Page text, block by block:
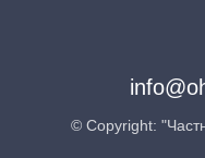
© Copyright: